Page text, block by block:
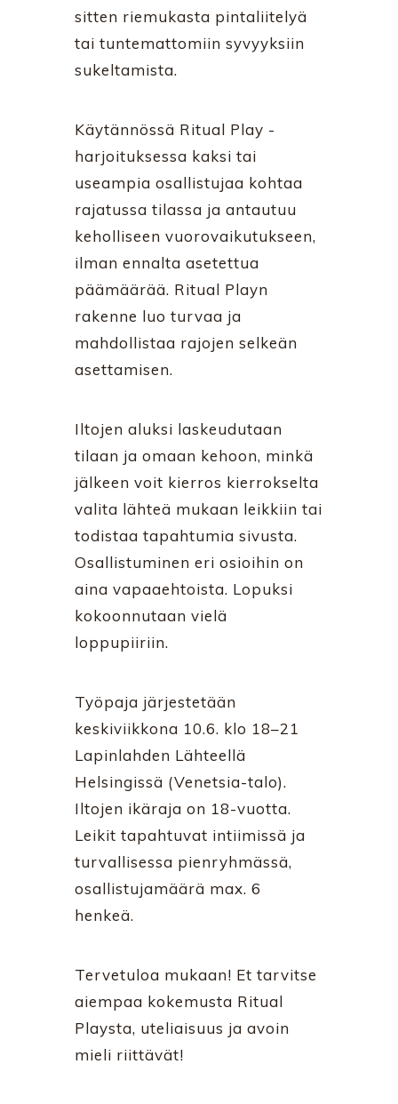
sitten riemukasta pintaliitelyä
tai tuntemattomiin syvyyksiin
sukeltamista.
Käytännössä Ritual Play -
harjoituksessa kaksi tai
useampia osallistujaa kohtaa
rajatussa tilassa ja antautuu
keholliseen vuorovaikutukseen,
ilman ennalta asetettua
päämäärää. Ritual Playn
rakenne luo turvaa ja
mahdollistaa rajojen selkeän
asettamisen.
Iltojen aluksi laskeudutaan
tilaan ja omaan kehoon, minkä
jälkeen voit kierros kierrokselta
valita lähteä mukaan leikkiin tai
todistaa tapahtumia sivusta.
Osallistuminen eri osioihin on
aina vapaaehtoista. Lopuksi
kokoonnutaan vielä
loppupiiriin.
Työpaja järjestetään
keskiviikkona 10.6. klo 18–21
Lapinlahden Lähteellä
Helsingissä (Venetsia-talo).
Iltojen ikäraja on 18-vuotta.
Leikit tapahtuvat intiimissä ja
turvallisessa pienryhmässä,
osallistujamäärä max. 6
henkeä.
Tervetuloa mukaan! Et tarvitse
aiempaa kokemusta Ritual
Playsta, uteliaisuus ja avoin
mieli riittävät!